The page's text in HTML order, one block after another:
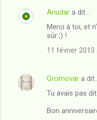
Anudar a dit…
Merci à toi, et
sûr ;) !
11 février 2013
Gromovar a dit…
Tu avais pas
Bon